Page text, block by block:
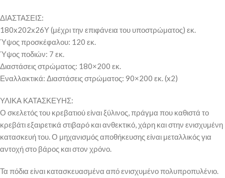
ΔΙΑΣΤΑΣΕΙΣ:
180x202x26Υ (μέχρι την επιφάνεια του υποστρώματος) εκ.
Ύψος προσκέφαλου: 120 εκ.
Ύψος ποδιών: 7 εκ.
Διαστάσεις στρώματος: 180×200 εκ.
Εναλλακτικά: Διαστάσεις στρώματος: 90×200 εκ. (x2)
ΥΛΙΚΑ ΚΑΤΑΣΚΕΥΗΣ:
Ο σκελετός του κρεβατιού είναι ξύλινος, πράγμα που καθιστά το
κρεβάτι εξαιρετικά στιβαρό και ανθεκτικό, χάρη και στην ενισχυμένη
κατασκευή του. Ο μηχανισμός αποθήκευσης είναι μεταλλικός για
αντοχή στο βάρος και στον χρόνο.
Τα πόδια είναι κατασκευασμένα από ενισχυμένο πολυπροπυλένιο.